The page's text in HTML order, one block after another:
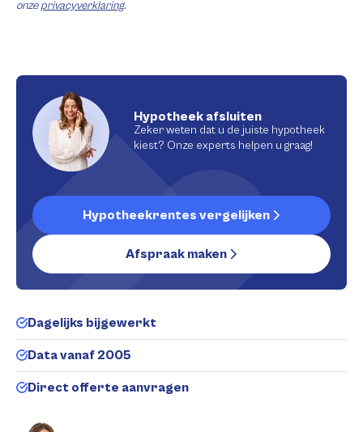
onzeprivacyverklaring.
Hypotheek afsluiten
Zeker weten dat u de juiste hypotheek
kiest? Onze experts helpen u graag!
Hypotheekrentes vergelijken
Afspraak maken
Dagelijks bijgewerkt
Data vanaf 2005
Direct offerte aanvragen